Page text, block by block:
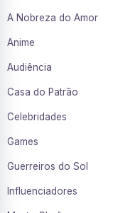
A Nobreza do Amor
Anime
Audiência
Casa do Patrão
Celebridades
Games
Guerreiros do Sol
Influenciadores